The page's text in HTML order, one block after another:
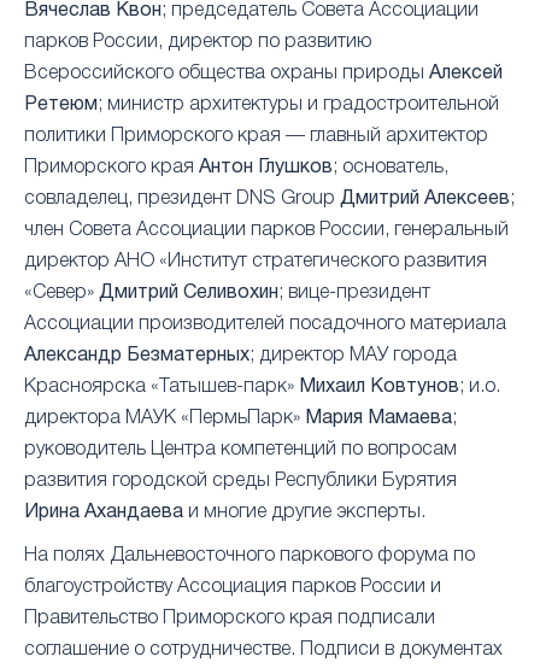
Вячеслав Квон ; председатель Совета Ассоциации
парков России, директор по развитию
Всероссийского общества охраны природы Алексей
Ретеюм ; министр архитектуры и градостроительной
политики Приморского края — главный архитектор
Приморского края Антон Глушков ; основатель,
совладелец, президент DNS Group Дмитрий Алексеев ;
член Совета Ассоциации парков России, генеральный
директор АНО «Институт стратегического развития
«Север» Дмитрий Селивохин ; вице-президент
Ассоциации производителей посадочного материала
Александр Безматерных; директор МАУ города
Красноярска «Татышев-парк» Михаил Ковтунов ; и.о.
директора МАУК «ПермьПарк» Мария Мамаева;
руководитель Центра компетенций по вопросам
развития городской среды Республики Бурятия
Ирина Ахандаева и многие другие эксперты.
На полях Дальневосточного паркового форума по
благоустройству Ассоциация парков России и
Правительство Приморского края подписали
соглашение о сотрудничестве. Подписи в документах